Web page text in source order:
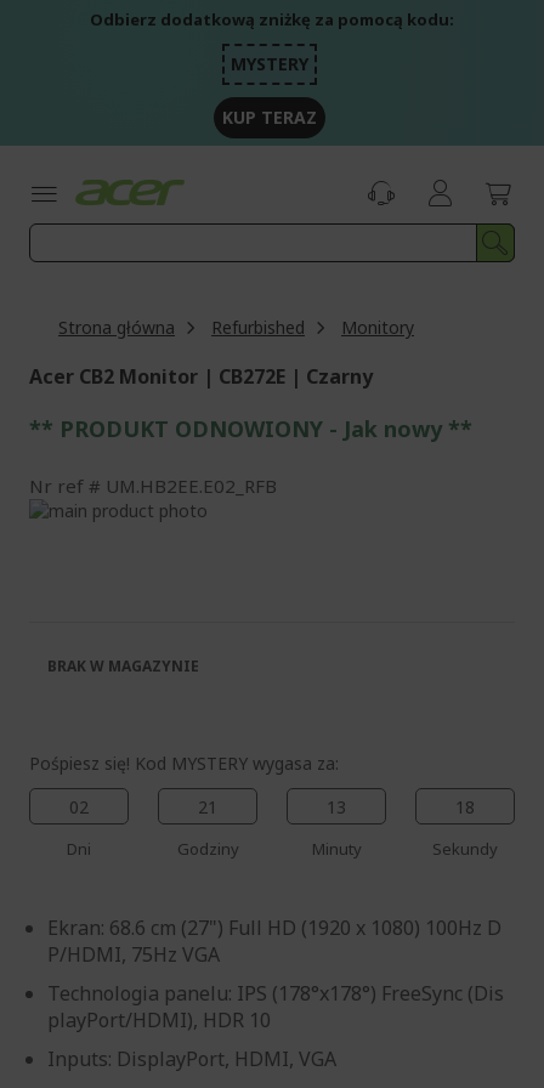
Odbierz dodatkową zniżkę za pomocą kodu:
MYSTERY
KUP TERAZ
Strona główna Refurbished Monitory
Acer CB2 Monitor | CB272E | Czarny
** PRODUKT ODNOWIONY - Jak nowy **
Nr ref UM.HB2EE.E02_RFB
Przejdź
Pośpiesz się! Kod MYSTERY wygasa za:
02
Dni
21
Godziny
13
Minuty
18
Sekundy
Ekran: 68.6 cm (27") Full HD (1920 x 1080) 100Hz D
P/HDMI, 75Hz VGA
Technologia panelu: IPS (178°x178°) FreeSync (Dis
playPort/HDMI), HDR 10
Inputs: DisplayPort, HDMI, VGA
BRAK W MAGAZYNIE